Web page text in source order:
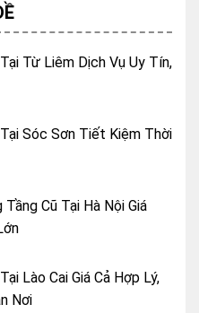
Từ Liêm Dịch Vụ Uy Tín,
Sóc Sơn Tiết Kiệm Thời
Cũ Tại Hà Nội Giá
Lào Cai Giá Cả Hợp Lý,
Nơi